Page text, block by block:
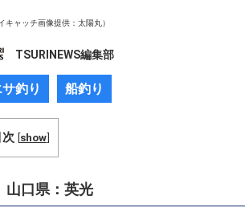
キャッチ画像提供：太陽丸）
TSURINEWS編集部
釣り 船釣り
次 [show]
山口県：英光